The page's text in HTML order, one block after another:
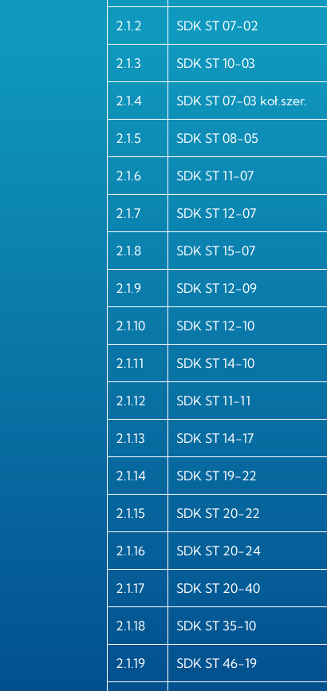
2.1.2 SDK ST 07-02
2.1.3 SDK ST 10-03
2.1.4 SDK ST 07-03 koł.szer.
2.1.5 SDK ST 08-05
2.1.6 SDK ST 11-07
2.1.7 SDK ST 12-07
2.1.8 SDK ST 15-07
2.1.9 SDK ST 12-09
2.1.10 SDK ST 12-10
2.1.11 SDK ST 14-10
2.1.12 SDK ST 11-11
2.1.13 SDK ST 14-17
2.1.14 SDK ST 19-22
2.1.15 SDK ST 20-22
2.1.16 SDK ST 20-24
2.1.17 SDK ST 20-40
2.1.18 SDK ST 35-10
2.1.19 SDK ST 46-19